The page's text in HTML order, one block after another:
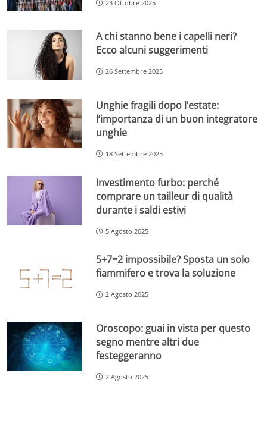
23 Ottobre 2025
A chi stanno bene i capelli neri?
Ecco alcuni suggerimenti
26 Settembre 2025
Unghie fragili dopo l’estate:
l’importanza di un buon integratore
unghie
18 Settembre 2025
Investimento furbo: perché
comprare un tailleur di qualità
durante i saldi estivi
5 Agosto 2025
5+7=2 impossibile? Sposta un solo
fiammifero e trova la soluzione
2 Agosto 2025
Oroscopo: guai in vista per questo
segno mentre altri due
festeggeranno
2 Agosto 2025